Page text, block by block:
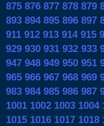
875 876 877 878 879
893 894 895 896 897
911 912 913 914 915
929 930 931 932 933
947 948 949 950 951
965 966 967 968 969
983 984 985 986 987
1001 1002 1003 1004
1015 1016 1017 1018